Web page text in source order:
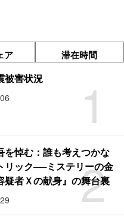
ア 滞在時間
1
被害状況
2
を悼む：誰も考えつかな
リック──ミステリーの金
疑者Ｘの献身』の舞台裏